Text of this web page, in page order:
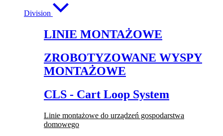
Division
LINIE MONTAŻOWE
ZROBOTYZOWANE WYSPY
MONTAŻOWE
CLS - Cart Loop System
Linie montażowe do urządzeń gospodarstwa
domowego